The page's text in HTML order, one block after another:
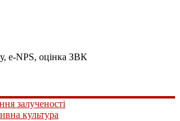
e-NPS, оцінка ЗВК
залученості
культура